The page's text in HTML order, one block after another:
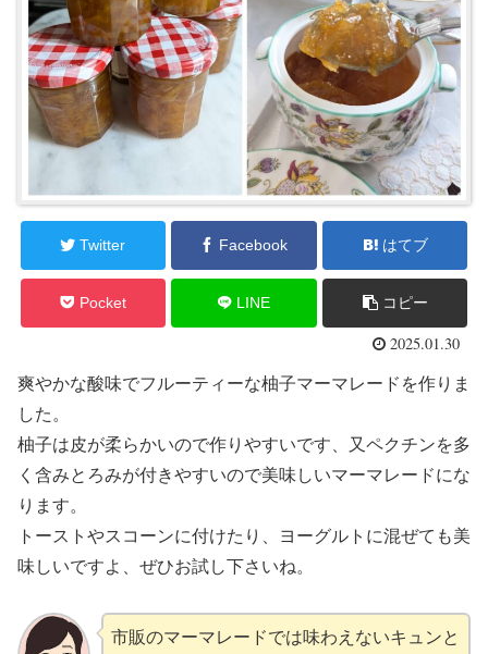
Twitter Facebook はてブ
Pocket LINE コピー
2025.01.30
爽やかな酸味でフルーティーな柚子マーマレードを作りま
した。
柚子は皮が柔らかいので作りやすいです、又ペクチンを多
く含みとろみが付きやすいので美味しいマーマレードにな
ります。
トーストやスコーンに付けたり、ヨーグルトに混ぜても美
味しいですよ、ぜひお試し下さいね。
市販のマーマレードでは味わえないキュンと